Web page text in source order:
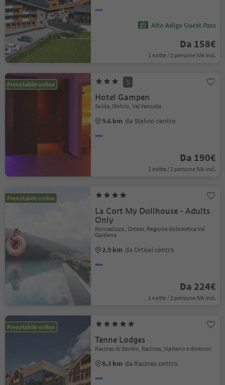
Alto Adige Guest Pass
Da 158€
1 notte / 2 persone IVA incl.
Prenotabile online S
Hotel Gampen
Solda, Stelvio, Val Venosta
9.6 km da Stelvio centro
Da 190€
1 notte / 2 persone IVA incl.
Prenotabile online
La Cort My Dollhouse - Adults
Only
Roncadizza , Ortisei, Regione dolomitica Val
Gardena
2.9 km da Ortisei centro
Da 224€
1 notte / 2 persone IVA incl.
Prenotabile online
Tenne Lodges
Racines di Dentro, Racines, Vipiteno e dintorni
8.3 km da Racines centro